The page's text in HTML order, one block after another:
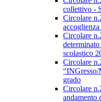
collettivo -
Circolare
Circolare
scolastico
Circolare
grado
Circolare
andamento